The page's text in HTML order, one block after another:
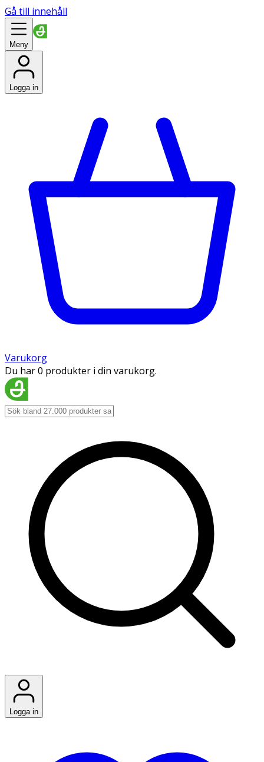
Gå till innehåll
Meny
Logga in
Varukorg
Du har 0 produkter i din varukorg.
Logga in